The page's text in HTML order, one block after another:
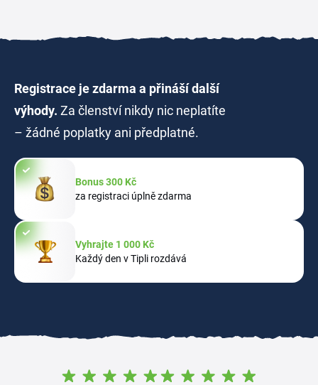
Registrace je zdarma a přináší další
výhody. Za členství nikdy nic neplatíte
– žádné poplatky ani předplatné.
Bonus 300 Kč
za registraci úplně zdarma
Vyhrajte 1 000 Kč
Každý den v Tipli rozdává